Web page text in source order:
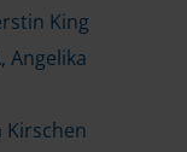
King
Angelika
Kirschen